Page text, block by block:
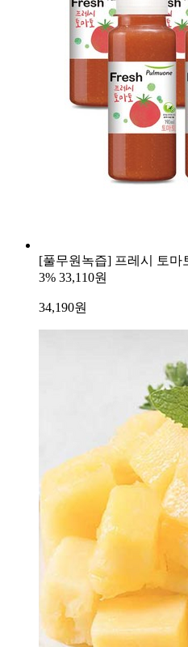
[풀무원녹즙] 프레시 토마
3% 33,110원
34,190원